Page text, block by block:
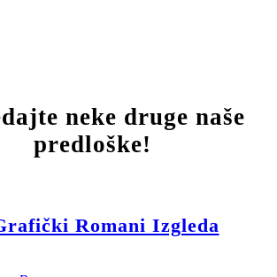
neke druge naše
predloške!
Romani Izgleda